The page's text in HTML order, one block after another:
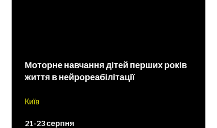
Моторне навчання дітей перших років
життя в нейрореабілітації
Київ
21-23 серпня